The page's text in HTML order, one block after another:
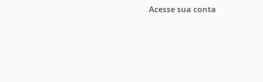
Acesse sua conta